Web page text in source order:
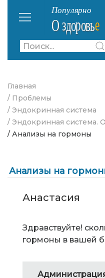
Главная
/ Проблемы
/ Эндокринная система
/ Эндокринная система.
/ Анализы на гормоны
Анализы на
Анастасия
Здравствуйте!
гормоны в вашей